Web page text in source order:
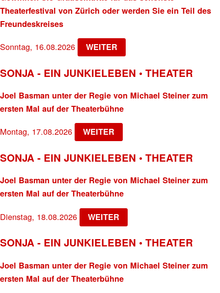
Theaterfestival von Zürich oder werden Sie ein Teil des
Freundeskreises
Sonntag, 16.08.2026 WEITER
SONJA - EIN JUNKIELEBEN • THEATER
Joel Basman unter der Regie von Michael Steiner zum
ersten Mal auf der Theaterbühne
Montag, 17.08.2026 WEITER
SONJA - EIN JUNKIELEBEN • THEATER
Joel Basman unter der Regie von Michael Steiner zum
ersten Mal auf der Theaterbühne
Dienstag, 18.08.2026 WEITER
SONJA - EIN JUNKIELEBEN • THEATER
Joel Basman unter der Regie von Michael Steiner zum
ersten Mal auf der Theaterbühne